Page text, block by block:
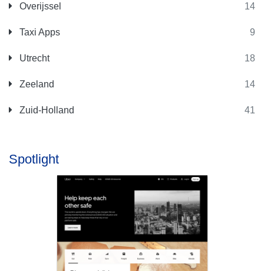
Overijssel 14
Taxi Apps 9
Utrecht 18
Zeeland 14
Zuid-Holland 41
Spotlight